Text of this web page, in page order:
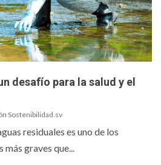
desafío para la salud y el
Sostenibilidad.sv
residuales es uno de los
graves que...